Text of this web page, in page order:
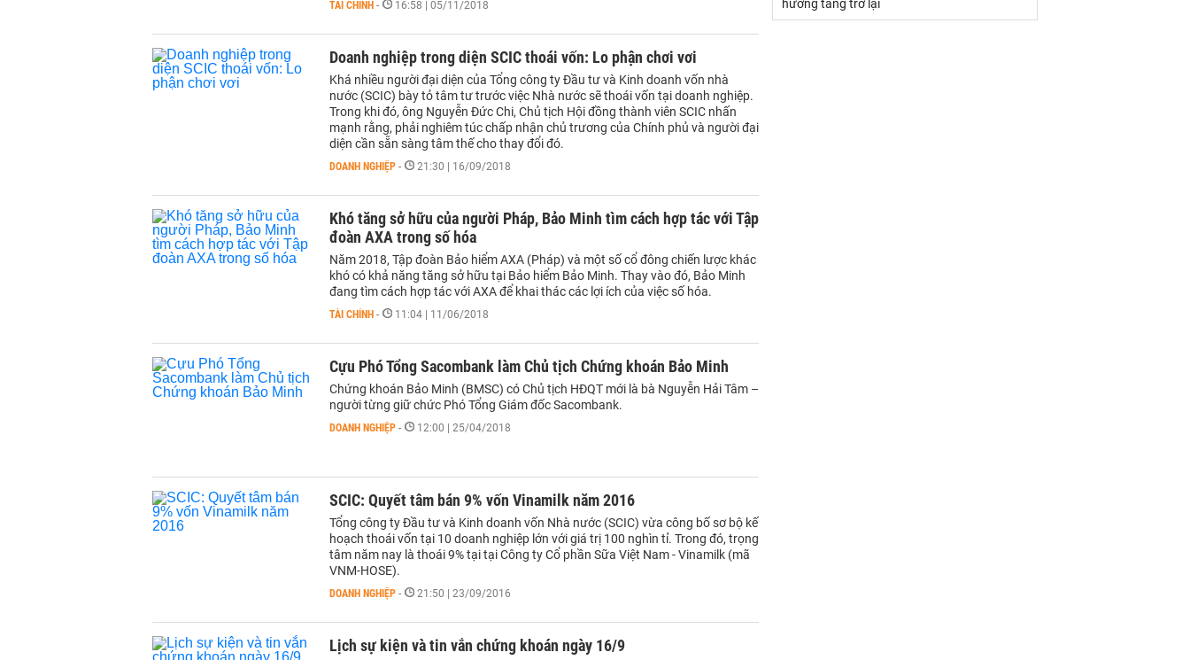
TÀI CHÍNH - 16:58 | 05/11/2018
Doanh nghiệp trong diện SCIC thoái vốn: Lo phận chơi vơi
Khá nhiều người đại diện của Tổng công ty Đầu tư và Kinh doanh vốn nhà
nước (SCIC) bày tỏ tâm tư trước việc Nhà nước sẽ thoái vốn tại doanh nghiệp.
Trong khi đó, ông Nguyễn Đức Chi, Chủ tịch Hội đồng thành viên SCIC nhấn
mạnh rằng, phải nghiêm túc chấp nhận chủ trương của Chính phủ và người đại
diện cần sẵn sàng tâm thế cho thay đổi đó.
DOANH NGHIỆP - 21:30 | 16/09/2018
Khó tăng sở hữu của người Pháp, Bảo Minh tìm cách hợp tác với Tập
đoàn AXA trong số hóa
Năm 2018, Tập đoàn Bảo hiểm AXA (Pháp) và một số cổ đông chiến lược khác
khó có khả năng tăng sở hữu tại Bảo hiểm Bảo Minh. Thay vào đó, Bảo Minh
đang tìm cách hợp tác với AXA để khai thác các lợi ích của việc số hóa.
TÀI CHÍNH - 11:04 | 11/06/2018
Cựu Phó Tổng Sacombank làm Chủ tịch Chứng khoán Bảo Minh
Chứng khoán Bảo Minh (BMSC) có Chủ tịch HĐQT mới là bà Nguyễn Hải Tâm –
người từng giữ chức Phó Tổng Giám đốc Sacombank.
DOANH NGHIỆP - 12:00 | 25/04/2018
SCIC: Quyết tâm bán 9% vốn Vinamilk năm 2016
Tổng công ty Đầu tư và Kinh doanh vốn Nhà nước (SCIC) vừa công bố sơ bộ kế
hoạch thoái vốn tại 10 doanh nghiệp lớn với giá trị 100 nghìn tỉ. Trong đó, trọng
tâm năm nay là thoái 9% tại tại Công ty Cổ phần Sữa Việt Nam - Vinamilk (mã
VNM-HOSE).
DOANH NGHIỆP - 21:50 | 23/09/2016
Lịch sự kiện và tin vắn chứng khoán ngày 16/9
hướng tăng trở lại